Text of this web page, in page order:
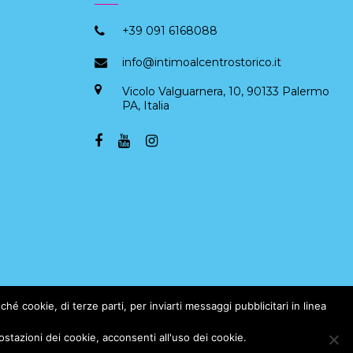
+39 091 6168088
info@intimoalcentrostorico.it
Vicolo Valguarnera, 10, 90133 Palermo
PA, Italia
cookie, di terze parti, per inviarti messaggi pubblicitari in linea
dei cookie, acconsenti all'uso dei cookie.